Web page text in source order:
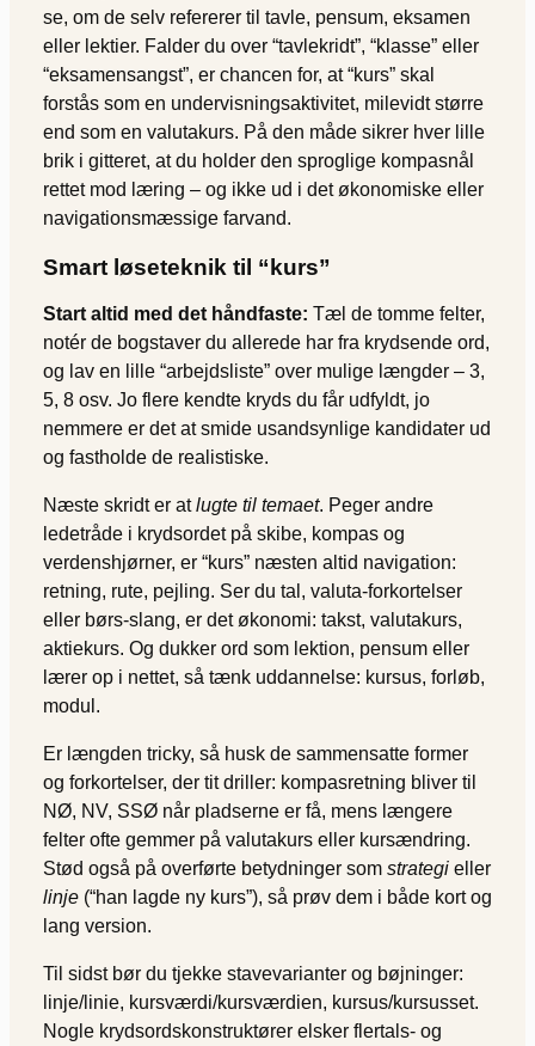
se, om de selv refererer til tavle, pensum, eksamen
eller lektier. Falder du over “tavlekridt”, “klasse” eller
“eksamensangst”, er chancen for, at “kurs” skal
forstås som en undervisningsaktivitet, milevidt større
end som en valutakurs. På den måde sikrer hver lille
brik i gitteret, at du holder den sproglige kompasnål
rettet mod læring – og ikke ud i det økonomiske eller
navigationsmæssige farvand.
Smart løseteknik til “kurs”
Start altid med det håndfaste: Tæl de tomme felter,
notér de bogstaver du allerede har fra krydsende ord,
og lav en lille “arbejdsliste” over mulige længder – 3,
5, 8 osv. Jo flere kendte kryds du får udfyldt, jo
nemmere er det at smide usandsynlige kandidater ud
og fastholde de realistiske.
Næste skridt er atlugte til temaet. Peger andre
ledetråde i krydsordet på skibe, kompas og
verdenshjørner, er “kurs” næsten altid navigation:
retning, rute, pejling. Ser du tal, valuta-forkortelser
eller børs-slang, er det økonomi: takst, valutakurs,
aktiekurs. Og dukker ord som lektion, pensum eller
lærer op i nettet, så tænk uddannelse: kursus, forløb,
modul.
Er længden tricky, så husk de sammensatte former
og forkortelser, der tit driller: kompasretning bliver til
NØ, NV, SSØ når pladserne er få, mens længere
felter ofte gemmer på valutakurs eller kursændring.
Stød også på overførte betydninger som strategi eller
linje (“han lagde ny kurs”), så prøv dem i både kort og
lang version.
Til sidst bør du tjekke stavevarianter og bøjninger:
linje/linie, kursværdi/kursværdien, kursus/kursusset.
Nogle krydsordskonstruktører elsker flertals- og